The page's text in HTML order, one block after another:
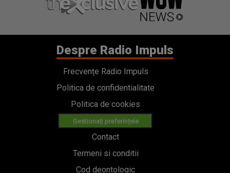
Despre Radio Impuls
Frecvențe Radio Impuls
Politica de confidentialitate
Politica de cookies
Gestionați preferințele
Contact
Termeni si conditii
Cod deontologic